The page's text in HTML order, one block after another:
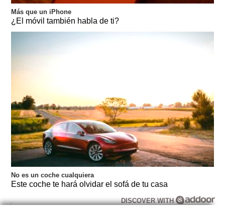
Más que un iPhone
¿El móvil también habla de ti?
No es un coche cualquiera
Este coche te hará olvidar el sofá de tu casa
DISCOVER WITH